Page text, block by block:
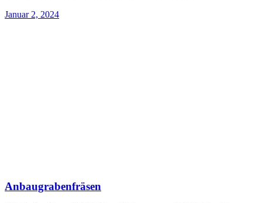
Januar 2, 2024
Anbaugrabenfräsen